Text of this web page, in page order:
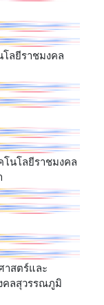
ลยีราชมงคล
นโลยีราชมงคล
สตร์และ
คลสุวรรณภูมิ